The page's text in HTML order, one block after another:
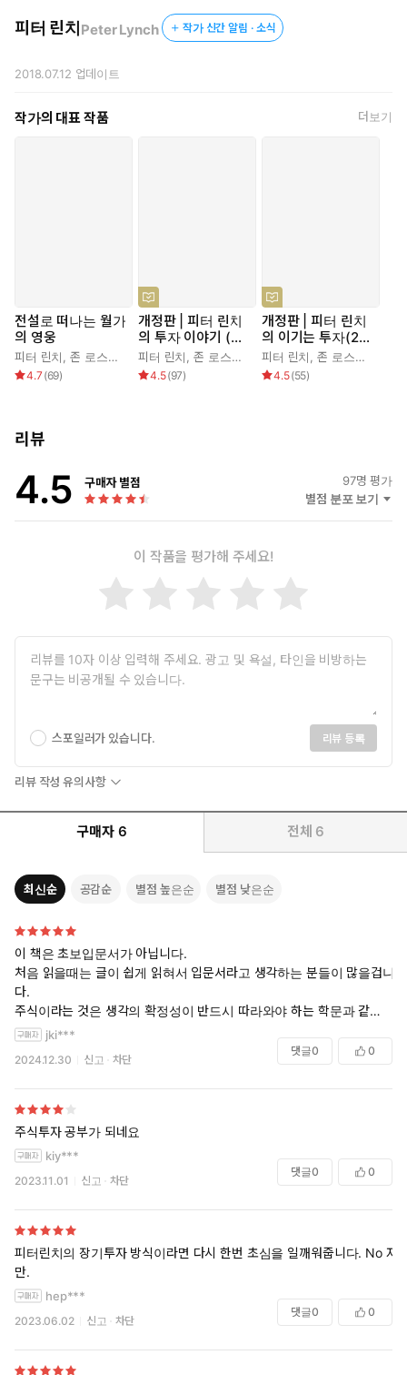
시대를 초월한 투자의 거장
피터 린치가 모든 투자자들에게 들려주는 투자 이야기
우리 삶의 많은 풍경이 바뀌면서 투자를 대하는 방식에도 큰 변화가
일고 있다. 자녀에게 일찍부터 투자를 가르쳐야 한다고 인식하는 부
모들이 자녀 명의의 증권 계좌를 만들어 주는 것은 이젠 낯설지 않은
모습이 되었고, 주식투자는 선택이 아니라 필수라고 생각하는 이들
투자에 대한 인식이 근본적으로 변하고 있음에도, 제대로 공부하
지 않고 주변 사람들의 말이나 자신만의 감으로 투자하는 이들이
자 습관을 제대로 들이고 싶은 투자자들을 위해 저술한 《피터
린치의 투자 이야기》의 최신 개정판이다. 린치는 세계 최고의
마젤란펀드를 운용하며 약 1,800만 달러였던 펀드 자산을 13년
만에 140억 달러로 수익을 낸 전설적인 투자자다. 그는 이 책에
피터 린치는 “학교에서 역사는 가르치지만 더 일찍 저축을 시작하
삶을 누릴 수 있다는 것을 가르쳐주지 않는다”고 말하며 학교에서
가르쳐주지 않는 투자의 기초 상식과 지식을 이 책에서 모두 다뤘
다. 자본주의가 작동되는 원리, 투자와 우리 삶의 관계, 종목 선택,
펀드 투자 요령 등 투자자라면 꼭 알아야 할 기본적인 정보가 빼곡
하게 담겨 있다.
피터 린치Peter Lynch 작가 신간 알림 · 소식
2018.07.12 업데이트
작가의 대표 작품 더보기
전설로 떠나는 월가
의 영웅
피터 린치,존 로스차일드 ,이건,홍진채
4.7 (69)
개정판 | 피터 린치
의 투자 이야기 (20
21)
피터 린치,존 로스차일드
4.5(97)
개정판 | 피터 린치
의 이기는 투자(20
21)
피터 린치,존 로스차일드
4.5(55)
리뷰
4.5 구매자 별점 97명 평가
별점 분포 보기
이 작품을 평가해 주세요!
스포일러가 있습니다. 리뷰 등록
리뷰 작성 유의사항
구매자 6 전체 6
최신순 공감순 별점 높은순 별점 낮은순
이 책은 초보입문서가 아닙니다.
처음 읽을때는 글이 쉽게 읽혀서 입문서라고 생각하는 분들이 많을겁니
다.
주식이라는 것은 생각의 확정성이 반드시 따라와야 하는 학문과 같은 것
이라고 생각합니다.
두 번 , 세 번을 읽게 되는 반드시 시간이 지날 때마다 읽으면 다르게 읽히
는 책입니다. 단순하게 읽고 느끼는 것의 이상의 것이 있으니
시간이 지나서 다시 한 번 씩 복습하는 느낌으로 읽어보시길 강력 추천 드
립니다.
jki***
2024.12.30 신고 차단
댓글0 0
주식투자 공부가 되네요
kiy***
2023.11.01 신고 차단
댓글0 0
피터린치의 장기투자 방식이라면 다시 한번 초심을 일깨워줍니다. No 자
만.
hep***
2023.06.02 신고 차단
댓글0 0